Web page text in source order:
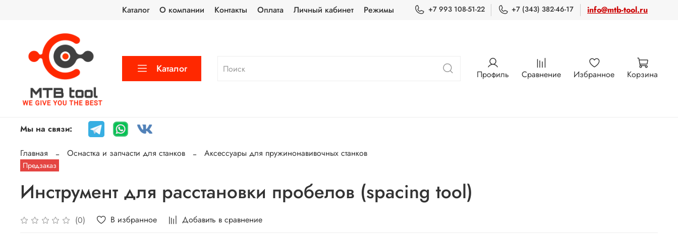
Каталог О компании Контакты Оплата Личный кабинет Режимы +7 993 108-51-22 +7 (343) 382-46-17 info@mtb-tool.ru
Каталог Профиль Сравнение Избранное Корзина
Мы на связи:
Главная Оснастка и запчасти для станков Аксессуары для пружинонавивочных станков
Предзаказ
Инструмент для расстановки пробелов (spacing tool)
(0) В избранное Добавить в сравнение